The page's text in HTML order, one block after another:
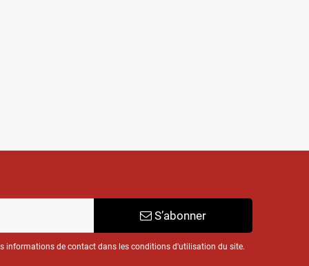
S’abonner
informations de contact dans les conditions d'utilisation du site.